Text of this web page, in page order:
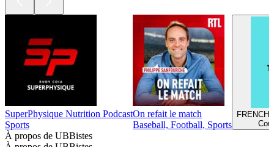
SuperPhysique Nutrition Podcast
Sports
On refait le match
Baseball, Football, Sports
FRENCH
À propos de UBBistes